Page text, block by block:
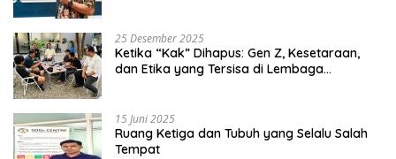
25 Desember 2025
Ketika “Kak” Dihapus: Gen Z, Kesetaraan,
dan Etika yang Tersisa di Lembaga
15 Juni 2025
Ruang Ketiga dan Tubuh yang Selalu Salah
Tempat